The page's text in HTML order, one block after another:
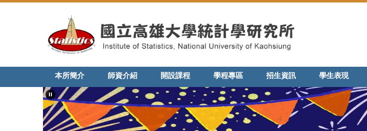
本所簡介 師資介紹 開設課程 學程專區 招生資訊 學生表現